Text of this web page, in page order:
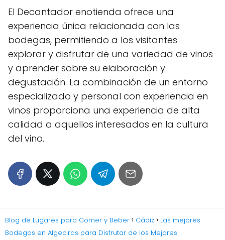
El Decantador enotienda ofrece una
experiencia única relacionada con las
bodegas, permitiendo a los visitantes
explorar y disfrutar de una variedad de vinos
y aprender sobre su elaboración y
degustación. La combinación de un entorno
especializado y personal con experiencia en
vinos proporciona una experiencia de alta
calidad a aquellos interesados en la cultura
del vino.
Blog de Lugares para Comer y Beber Cádiz
Las mejores
Bodegas en Algeciras para Disfrutar de los Mejores